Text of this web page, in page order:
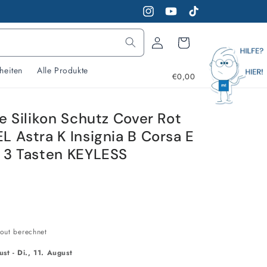
InstagramYouTubeTikTok
Alle Produkte
EinloggenWarenkorb
€0,00
Silikon Schutz Cover Rot
Astra K Insignia B Corsa E
Tasten KEYLESS
berechnet
- Di., 11. August